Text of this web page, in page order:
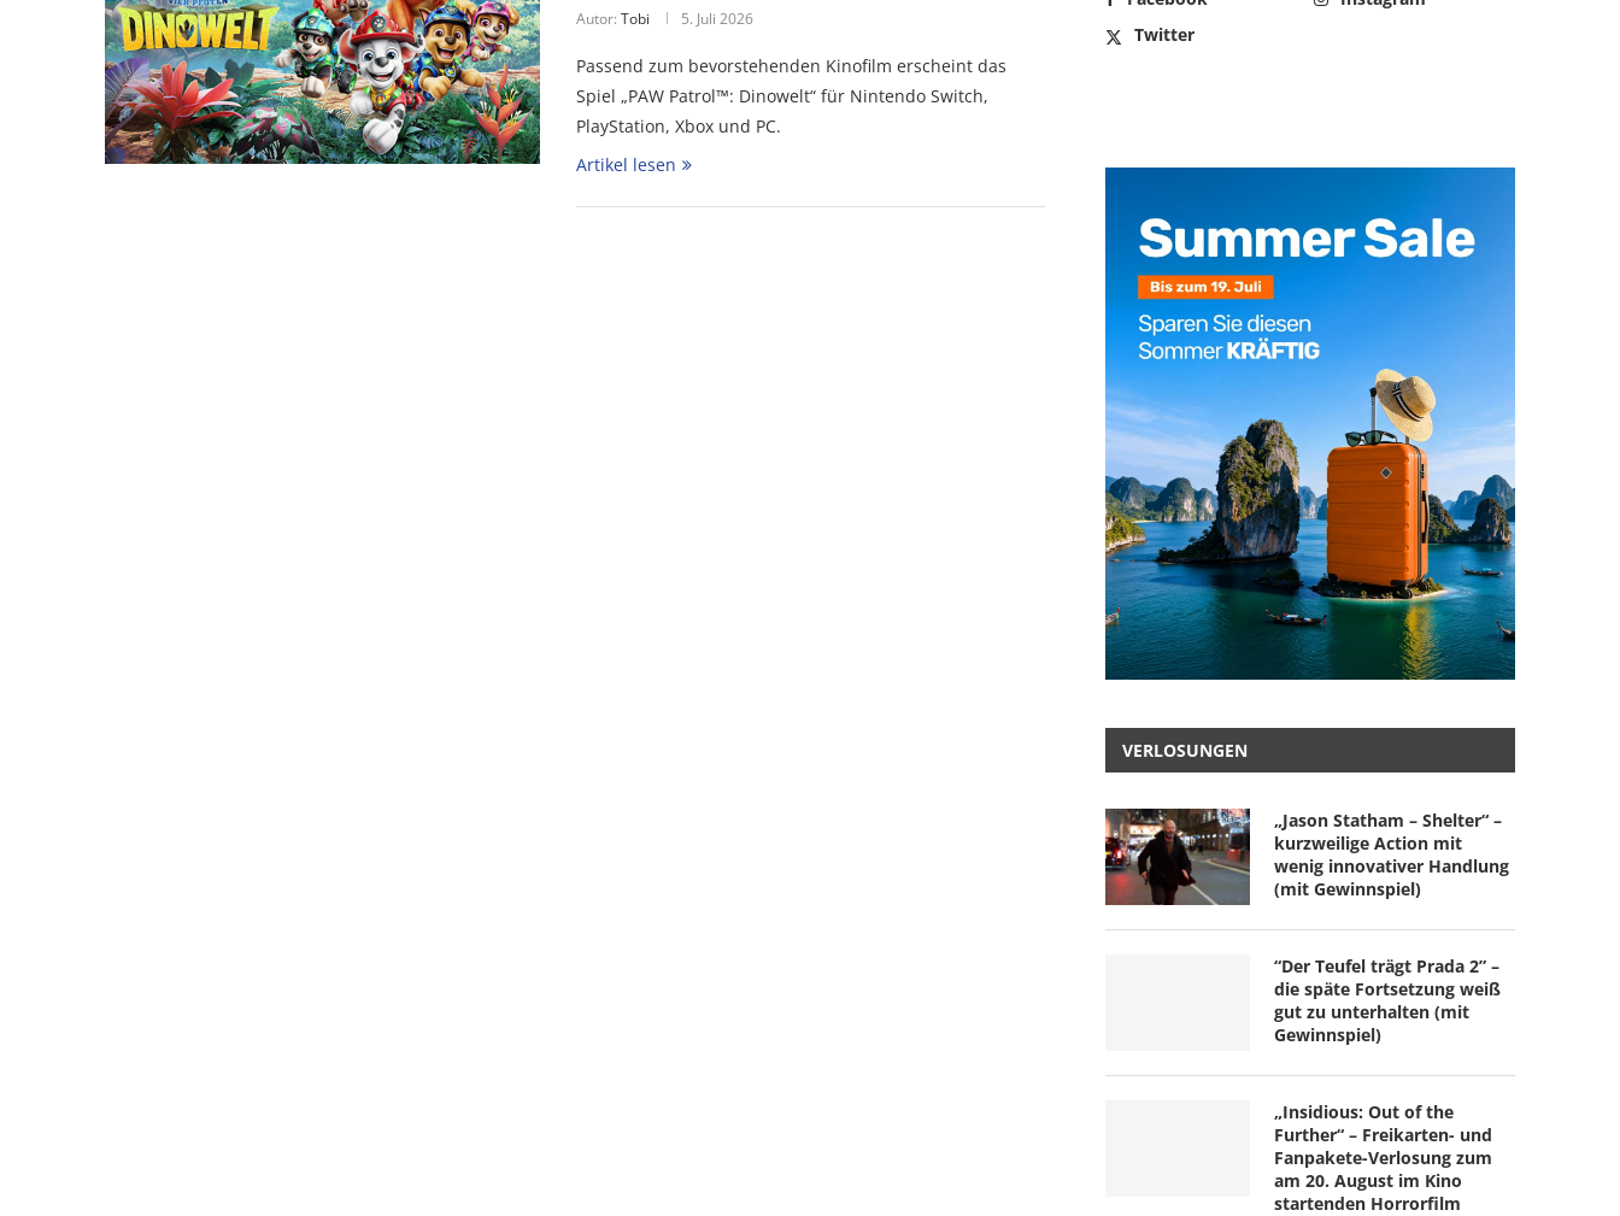
Autor: Tobi 5. Juli 2026
Passend zum bevorstehenden Kinofilm erscheint das
Spiel „PAW Patrol™: Dinowelt“ für Nintendo Switch,
PlayStation, Xbox und PC.
Artikel lesen
Twitter
VERLOSUNGEN
„Jason Statham – Shelter“ –
kurzweilige Action mit
wenig innovativer Handlung
(mit Gewinnspiel)
“Der Teufel trägt Prada 2” –
die späte Fortsetzung weiß
gut zu unterhalten (mit
Gewinnspiel)
„Insidious: Out of the
Further“ – Freikarten- und
Fanpakete-Verlosung zum
am 20. August im Kino
startenden Horrorfilm